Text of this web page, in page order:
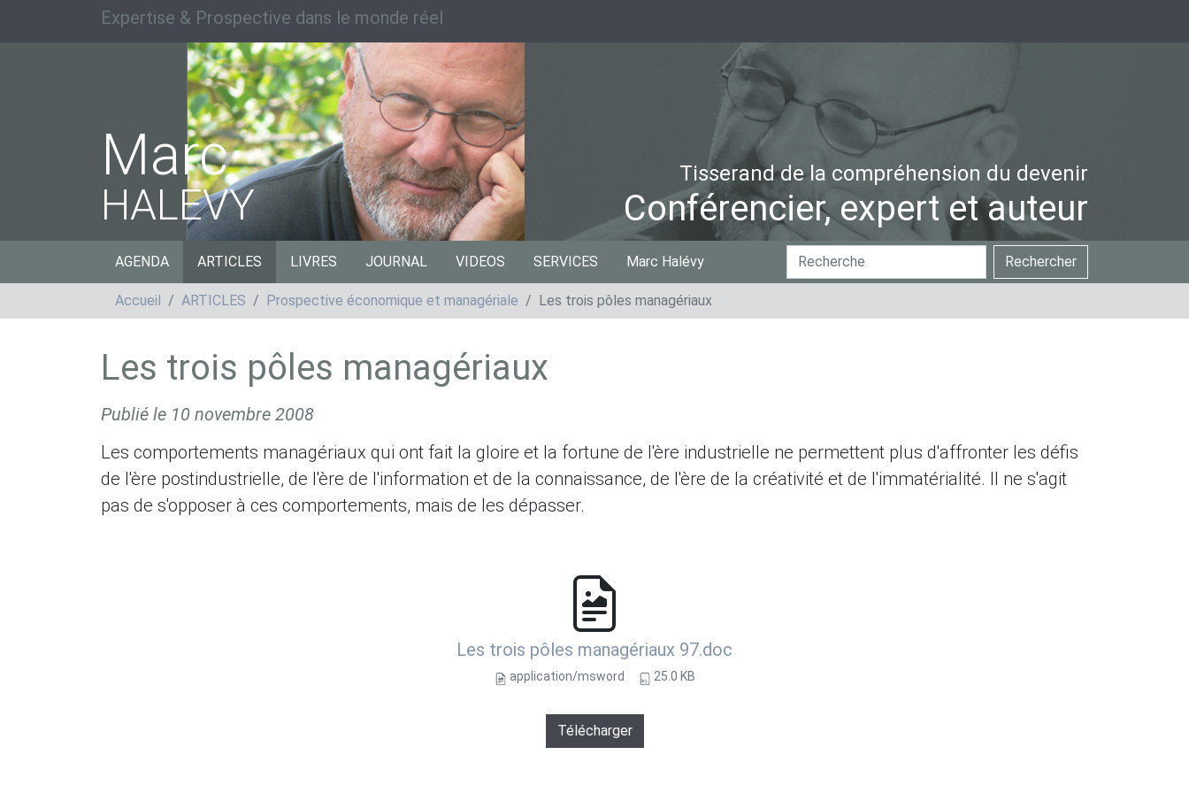
Expertise & Prospective dans le monde réel
Marc
HALEVY
Tisserand de la compréhension du devenir
Conférencier, expert et auteur
AGENDA ARTICLES LIVRES JOURNAL VIDEOS SERVICES Marc Halévy
Chercher
par
Rechercher
Recherche
avancée…
Accueil
ARTICLES Prospective économique et managériale Les trois pôles managériaux
Les trois pôles managériaux
Publié le 10 novembre 2008
Les comportements managériaux qui ont fait la gloire et la fortune de l'ère industrielle ne permettent plus d'affronter les défis
de l'ère postindustrielle, de l'ère de l'information et de la connaissance, de l'ère de la créativité et de l'immatérialité. Il ne s'agit
pas de s'opposer à ces comportements, mais de les dépasser.
Les trois pôles managériaux 97.doc
application/msword 25.0 KB
Télécharger